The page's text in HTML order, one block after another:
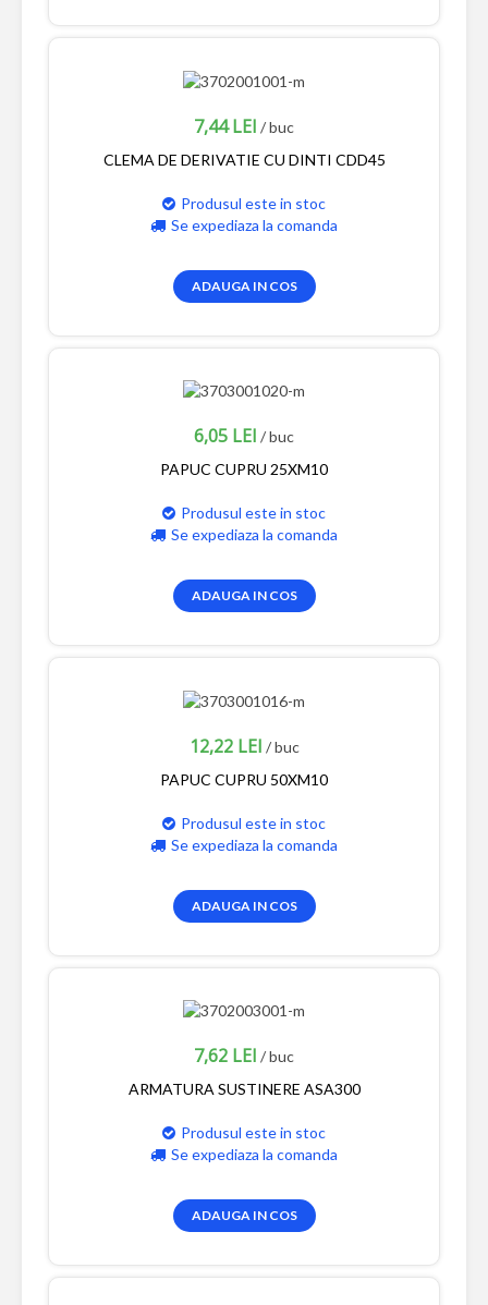
7,44 LEI / buc
CLEMA DE DERIVATIE CU DINTI CDD45
Produsul este in stoc
Se expediaza la comanda
ADAUGA IN COS
6,05 LEI / buc
PAPUC CUPRU 25XM10
Produsul este in stoc
Se expediaza la comanda
ADAUGA IN COS
12,22 LEI / buc
PAPUC CUPRU 50XM10
Produsul este in stoc
Se expediaza la comanda
ADAUGA IN COS
7,62 LEI / buc
ARMATURA SUSTINERE ASA300
Produsul este in stoc
Se expediaza la comanda
ADAUGA IN COS